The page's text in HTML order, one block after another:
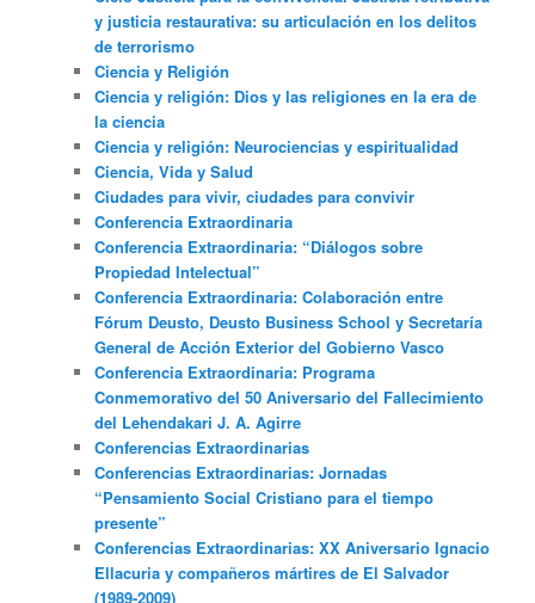
y justicia restaurativa: su articulación en los delitos
de terrorismo
Ciencia y Religión
Ciencia y religión: Dios y las religiones en la era de
la ciencia
Ciencia y religión: Neurociencias y espiritualidad
Ciencia, Vida y Salud
Ciudades para vivir, ciudades para convivir
Conferencia Extraordinaria
Conferencia Extraordinaria: “Diálogos sobre
Propiedad Intelectual”
Conferencia Extraordinaria: Colaboración entre
Fórum Deusto, Deusto Business School y Secretaría
General de Acción Exterior del Gobierno Vasco
Conferencia Extraordinaria: Programa
Conmemorativo del 50 Aniversario del Fallecimiento
del Lehendakari J. A. Agirre
Conferencias Extraordinarias
Conferencias Extraordinarias: Jornadas
“Pensamiento Social Cristiano para el tiempo
presente”
Conferencias Extraordinarias: XX Aniversario Ignacio
Ellacuria y compañeros mártires de El Salvador
(1989-2009)